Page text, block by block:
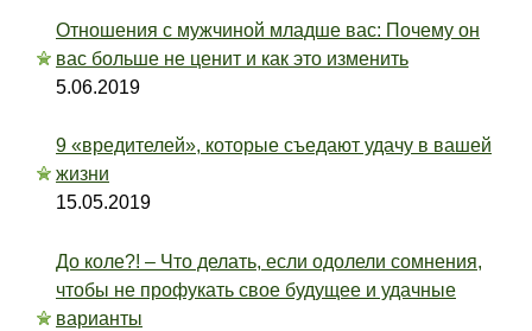
Отношения с мужчиной младше вас: Почему он
вас больше не ценит и как это изменить
5.06.2019
9 «вредителей», которые съедают удачу в вашей
жизни
15.05.2019
До коле?! – Что делать, если одолели сомнения,
чтобы не профукать свое будущее и удачные
варианты